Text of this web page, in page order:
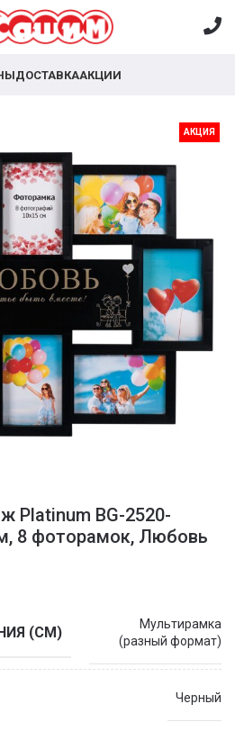
ДОСТАВКААКЦИИ
АКЦИЯ
Platinum BG-2520-
8 фоторамок, Любовь
(СМ)
Мультирамка
(разный формат)
Черный